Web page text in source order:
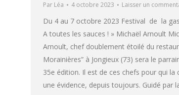
Par Léa 4 octobre 2023 Laisser un
Du 4 au 7 octobre 2023 Festival de la
A toutes les sauces ! » Michaël Arnoult
Arnoult, chef doublement étoilé du
Morainières” à Jongieux (73) sera le
35e édition. Il est de ces chefs pour qui la
une évidence, depuis toujours. Guidé par